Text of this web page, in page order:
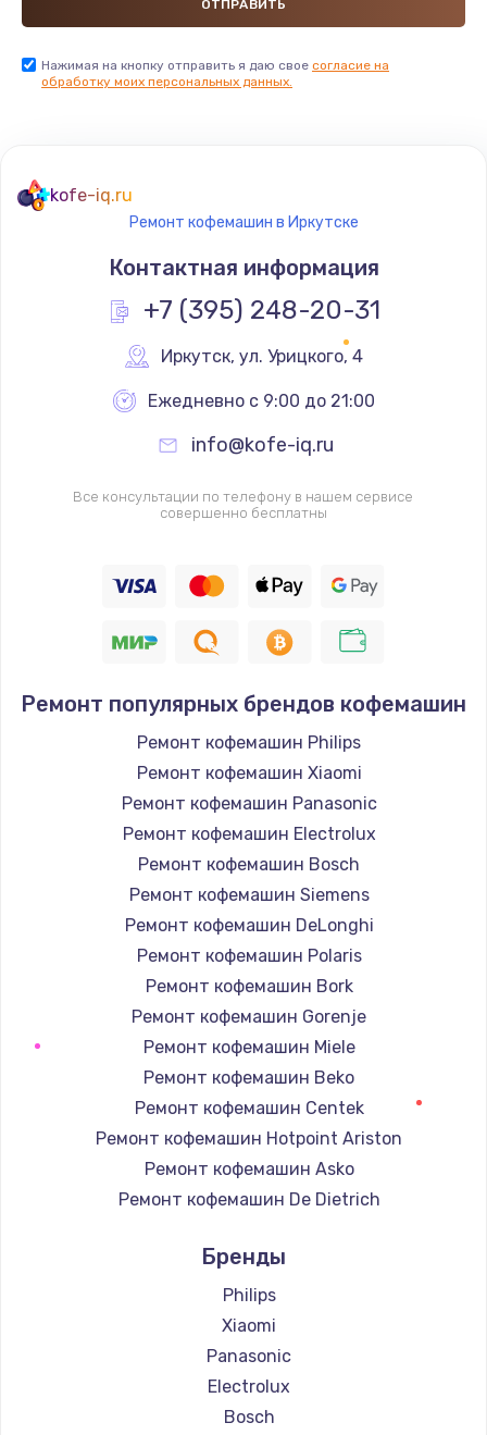
Нажимая на кнопку отправить я даю свое согласие на
обработку моих персональных данных.
kofe-iq.ru
Ремонт кофемашин в Иркутске
Контактная информация
+7 (395) 248-20-31
Иркутск, ул. Урицкого, 4
Ежедневно с 9:00 до 21:00
info@kofe-iq.ru
Все консультации по телефону в нашем сервисе
совершенно бесплатны
Ремонт популярных брендов кофемашин
Ремонт кофемашин Philips
Ремонт кофемашин Xiaomi
Ремонт кофемашин Panasonic
Ремонт кофемашин Electrolux
Ремонт кофемашин Bosch
Ремонт кофемашин Siemens
Ремонт кофемашин DeLonghi
Ремонт кофемашин Polaris
Ремонт кофемашин Bork
Ремонт кофемашин Gorenje
Ремонт кофемашин Miele
Ремонт кофемашин Beko
Ремонт кофемашин Centek
Ремонт кофемашин Hotpoint Ariston
Ремонт кофемашин Asko
Ремонт кофемашин De Dietrich
Ремонт кофемашин Ascaso
Ремонт кофемашин Jura
Ремонт кофемашин Olympia
Ремонт кофемашин Saeco
Ремонт кофемашин La Cimbali
Ремонт кофемашин WMF
Бренды
Philips
Xiaomi
Panasonic
Electrolux
Bosch